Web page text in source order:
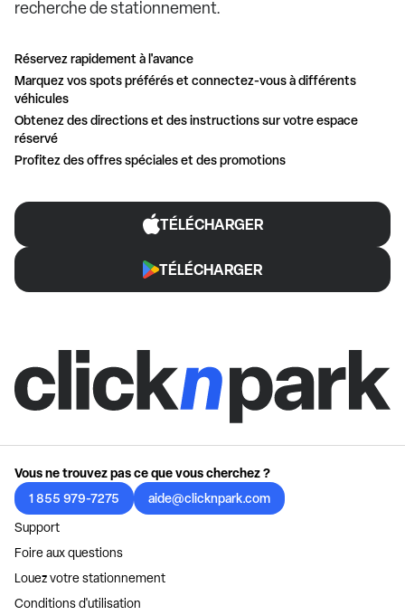
recherche de stationnement.
Réservez rapidement à l'avance
Marquez vos spots préférés et connectez-vous à différents
véhicules
Obtenez des directions et des instructions sur votre espace
réservé
Profitez des offres spéciales et des promotions
TÉLÉCHARGER
TÉLÉCHARGER
Vous ne trouvez pas ce que vous cherchez ?
1 855 979-7275
aide@clicknpark.com
Support
Foire aux questions
Louez votre stationnement
Conditions d'utilisation